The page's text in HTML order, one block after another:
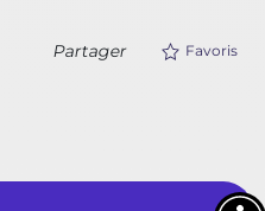
Partager Favoris